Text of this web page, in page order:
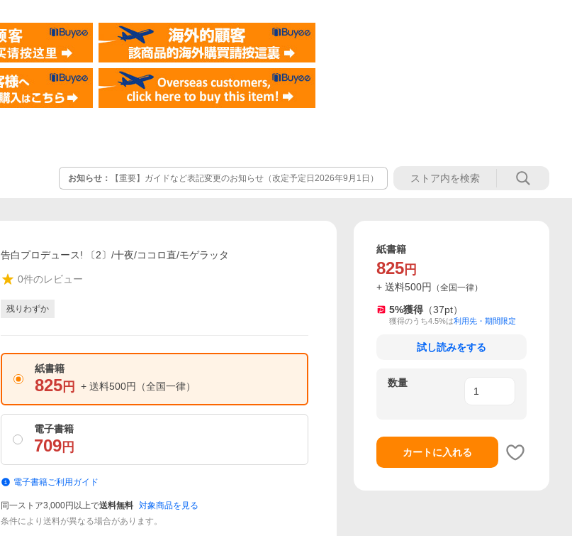
お知らせ： 【重要】ガイドなど表記変更のお知らせ（改定予定日2026年9月1日）
告白プロデュース! 〔2〕/十夜/ココロ直/モゲラッタ
0件のレビュー
残りわずか
紙書籍
825 円 + 送料500円 （全国一律）
電子書籍
709 円
電子書籍ご利用ガイド
同一ストア3,000円以上で送料無料 対象商品を見る
条件により送料が異なる場合があります。
紙書籍
825 円
+ 送料500円 （全国一律）
5%獲得 （37pt）
獲得のうち4.5%は利用先・期間限定
試し読みをする
数量
カートに入れる